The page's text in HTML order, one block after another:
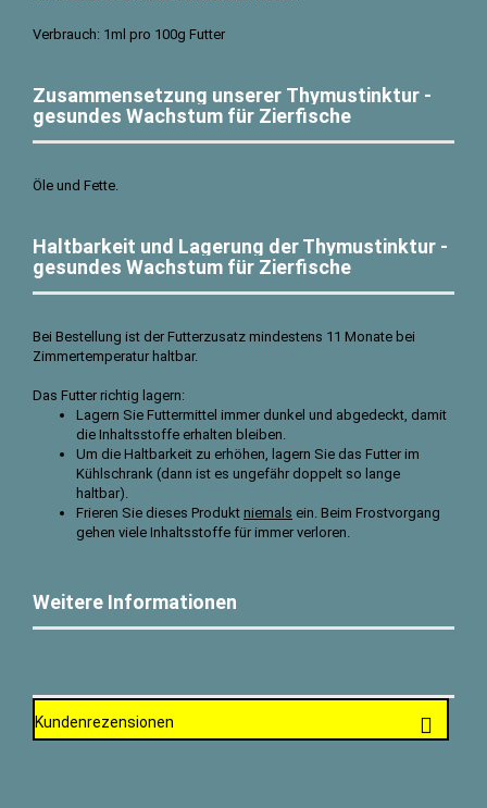
Verbrauch: 1ml pro 100g Futter
Zusammensetzung unserer Thymustinktur -
gesundes Wachstum für Zierfische
Öle und Fette.
Haltbarkeit und Lagerung der Thymustinktur -
gesundes Wachstum für Zierfische
Bei Bestellung ist der Futterzusatz mindestens 11 Monate bei
Zimmertemperatur haltbar.
Das Futter richtig lagern:
Lagern Sie Futtermittel immer dunkel und abgedeckt, damit
die Inhaltsstoffe erhalten bleiben.
Um die Haltbarkeit zu erhöhen, lagern Sie das Futter im
Kühlschrank (dann ist es ungefähr doppelt so lange
haltbar).
Frieren Sie dieses Produkt niemals ein. Beim Frostvorgang
gehen viele Inhaltsstoffe für immer verloren.
Weitere Informationen
Kundenrezensionen